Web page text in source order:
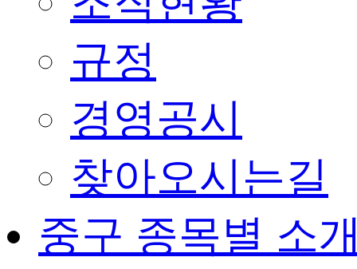
규정
경영공시
찾아오시는길
중구 종목별 소